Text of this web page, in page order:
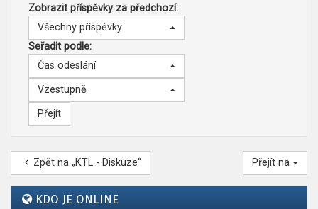
Zobrazit příspěvky za předchozí:
Všechny příspěvky
Seřadit podle:
Čas odeslání
Vzestupně
Zpět na „KTL - Diskuze“ Přejít na
KDO JE ONLINE